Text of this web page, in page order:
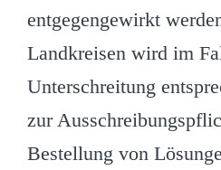
entgegengewirkt
Landkreisen wird im
Unterschreitung
zur
Bestellung von